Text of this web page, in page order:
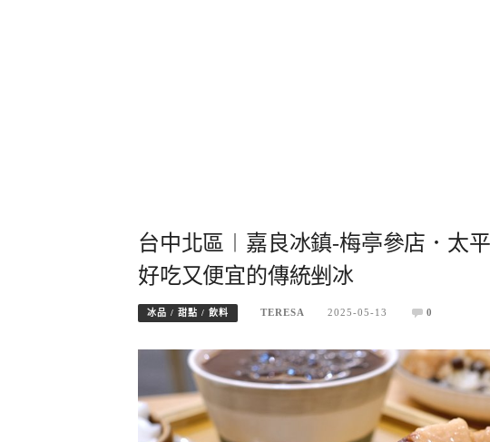
台中北區︱嘉良冰鎮-梅亭參店．太
好吃又便宜的傳統剉冰
冰品 / 甜點 / 飲料 TERESA 2025-05-13 0